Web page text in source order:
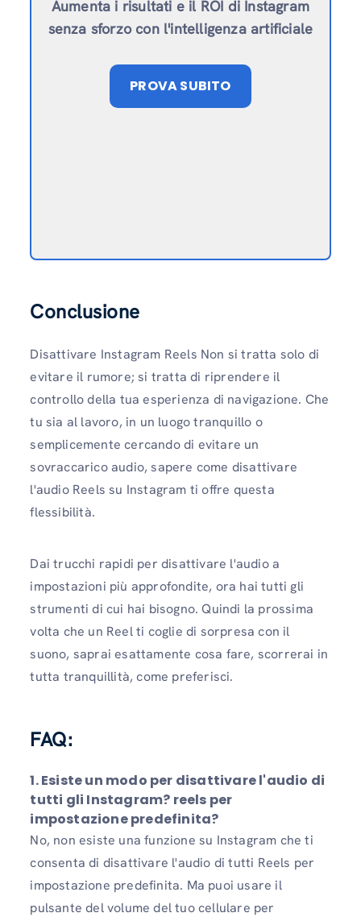
Aumenta i risultati e il ROI di Instagram
senza sforzo con l'intelligenza artificiale
PROVA SUBITO
Conclusione
Disattivare Instagram Reels Non si tratta solo di
evitare il rumore; si tratta di riprendere il
controllo della tua esperienza di navigazione. Che
tu sia al lavoro, in un luogo tranquillo o
semplicemente cercando di evitare un
sovraccarico audio, sapere come disattivare
l'audio Reels su Instagram ti offre questa
flessibilità.
Dai trucchi rapidi per disattivare l'audio a
impostazioni più approfondite, ora hai tutti gli
strumenti di cui hai bisogno. Quindi la prossima
volta che un Reel ti coglie di sorpresa con il
suono, saprai esattamente cosa fare, scorrerai in
tutta tranquillità, come preferisci.
FAQ:
1. Esiste un modo per disattivare l'audio di
tutti gli Instagram? reels per
impostazione predefinita?
No, non esiste una funzione su Instagram che ti
consenta di disattivare l'audio di tutti Reels per
impostazione predefinita. Ma puoi usare il
pulsante del volume del tuo cellulare per